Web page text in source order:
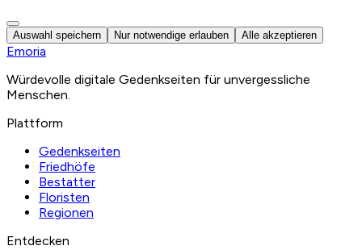
Auswahl speichern Nur notwendige erlauben Alle akzeptieren
Emoria
Würdevolle digitale Gedenkseiten für unvergessliche
Menschen.
Plattform
Gedenkseiten
Friedhöfe
Bestatter
Floristen
Regionen
Entdecken